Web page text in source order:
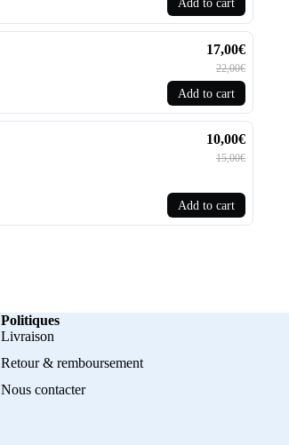
Add to cart
17,00€
22,00€
Add to cart
10,00€
15,00€
Add to cart
Politiques
Livraison
Retour & remboursement
Nous contacter